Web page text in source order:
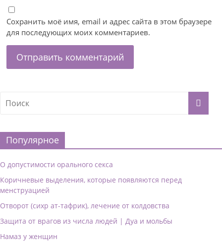
Сохранить моё имя, email и адрес сайта в этом браузере
для последующих моих комментариев.
Популярное
О допустимости орального секса
Коричневые выделения, которые появляются перед
менструацией
Отворот (сихр ат-тафрик), лечение от колдовства
Защита от врагов из числа людей | Дуа и мольбы
Намаз у женщин